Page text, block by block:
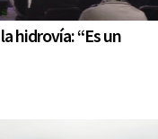
hidrovía: “Es un